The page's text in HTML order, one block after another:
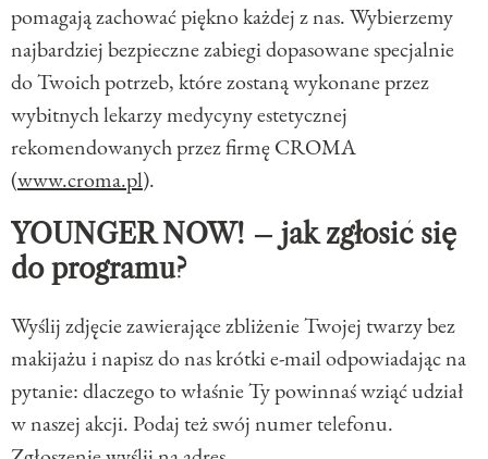
pomagają zachować piękno każdej z nas. Wybierzemy
najbardziej bezpieczne zabiegi dopasowane specjalnie
do Twoich potrzeb, które zostaną wykonane przez
wybitnych lekarzy medycyny estetycznej
rekomendowanych przez firmę CROMA
(www.croma.pl).
YOUNGER NOW! – jak zgłosić się
do programu?
Wyślij zdjęcie zawierające zbliżenie Twojej twarzy bez
makijażu i napisz do nas krótki e-mail odpowiadając na
pytanie: dlaczego to właśnie Ty powinnaś wziąć udział
w naszej akcji. Podaj też swój numer telefonu.